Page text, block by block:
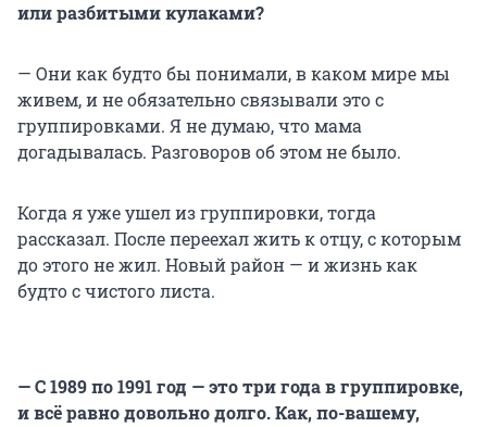
или разбитыми кулаками?
— Они как будто бы понимали, в каком мире мы
живем, и не обязательно связывали это с
группировками. Я не думаю, что мама
догадывалась. Разговоров об этом не было.
Когда я уже ушел из группировки, тогда
рассказал. После переехал жить к отцу, с которым
до этого не жил. Новый район — и жизнь как
будто с чистого листа.
— С 1989 по 1991 год — это три года в группировке,
и всё равно довольно долго. Как, по-вашему,